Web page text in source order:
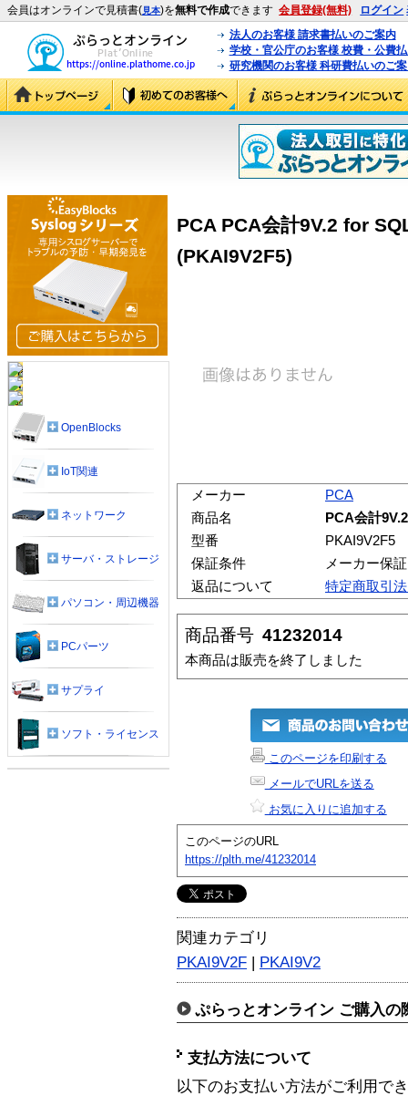
会員はオンラインで見積書(見本)を無料で作成できます 会員登録(無料) ログイン
法人のお客様 請求書払いのご案内
学校・官公庁のお客様 校費・公費
研究機関のお客様 科研費払いのご
PCA PCA会計9V.2 for
(PKAI9V2F5)
メーカー
PCA
商品名
PCA会計
型番
PKAI9V2F5
保証条件
メーカー保証
返品について
特定商取引
商品番号 41232014
本商品は販売を終了しました
このページを印刷する
メールでURLを送る
お気に入りに追加する
このページのURL
https://plth.me/41232014
関連カテゴリ
PKAI9V2F | PKAI9V2
ぷらっとオンライン ご購入の
支払方法について
以下のお支払い方法がご利用で
OpenBlocks
IoT関連
ネットワーク
サーバ・ストレージ
パソコン・周辺機器
PCパーツ
サプライ
ソフト・ライセンス